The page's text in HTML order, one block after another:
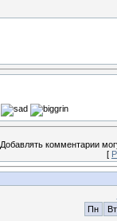
Добавлять комментарии
[
Пн
Вт